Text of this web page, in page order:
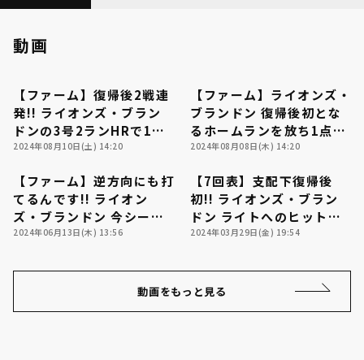
利用規約 プライバシーポリシー
運営会社（別ウィンドウで開く） よくある質問
動画
01:00
【ファーム】復帰後2戦連
発!! ライオンズ・ブラン
ドンの3号2ランHRで1点
差に詰め寄る!! 2024年8
ァイターズ 対 埼玉西武ラ
イオンズ
2024年08月10日(土) 14:20
00:48
【ファーム】ライオンズ・
ブランドン 復帰後初とな
るホームランを放ち1点を
返す!! 2024年8月8日 千
玉西武ライオンズ
2024年08月08日(木) 14:20
01:06
【ファーム】逆方向にも打
てるんです!! ライオン
ズ・ブランドン 今シーズ
ン第1号ホームラン!!
本ハムファイターズ 対 埼
2024年06月13日(木) 13:56
00:44
【7回表】支配下復帰後
初!! ライオンズ・ブラン
ドン ライトへのヒットで
好調をアピール!! 2024年
デンイーグルス 対 埼玉西
武ライオンズ
2024年03月29日(金) 19:54
動画をもっと見る